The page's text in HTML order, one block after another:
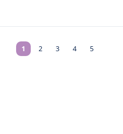
Pagina
1 Pagina
2 Pagina
3 Pagina
4 Pagina
5